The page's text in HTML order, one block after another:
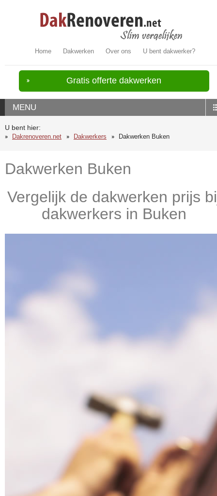
Home Dakwerken Over ons U bent dakwerker?
Gratis offerte dakwerken
MENU
U bent hier:
Dakrenoveren.net
Dakwerkers Dakwerken Buken
Dakwerken Buken
Vergelijk de dakwerken prijs
dakwerkers in Buken